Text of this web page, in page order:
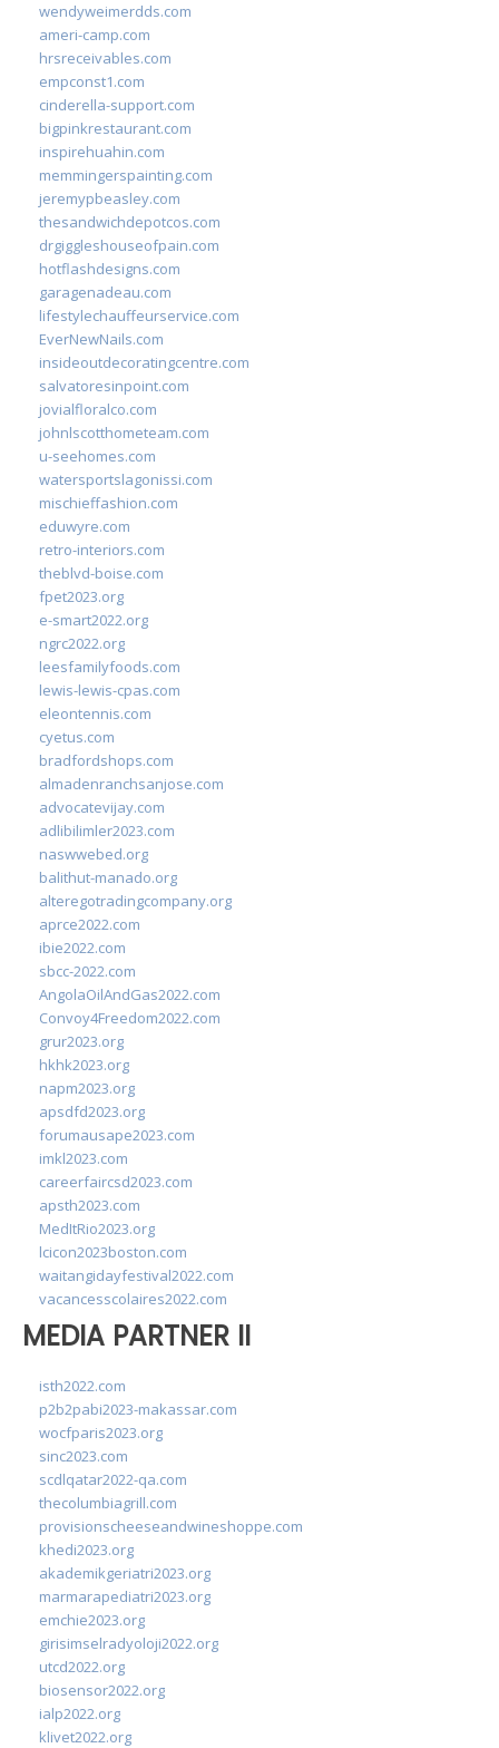
wendyweimerdds.com
ameri-camp.com
hrsreceivables.com
empconst1.com
cinderella-support.com
bigpinkrestaurant.com
inspirehuahin.com
memmingerspainting.com
jeremypbeasley.com
thesandwichdepotcos.com
drgiggleshouseofpain.com
hotflashdesigns.com
garagenadeau.com
lifestylechauffeurservice.com
EverNewNails.com
insideoutdecoratingcentre.com
salvatoresinpoint.com
jovialfloralco.com
johnlscotthometeam.com
u-seehomes.com
watersportslagonissi.com
mischieffashion.com
eduwyre.com
retro-interiors.com
theblvd-boise.com
fpet2023.org
e-smart2022.org
ngrc2022.org
leesfamilyfoods.com
lewis-lewis-cpas.com
eleontennis.com
cyetus.com
bradfordshops.com
almadenranchsanjose.com
advocatevijay.com
adlibilimler2023.com
naswwebed.org
balithut-manado.org
alteregotradingcompany.org
aprce2022.com
ibie2022.com
sbcc-2022.com
AngolaOilAndGas2022.com
Convoy4Freedom2022.com
grur2023.org
hkhk2023.org
napm2023.org
apsdfd2023.org
forumausape2023.com
imkl2023.com
careerfaircsd2023.com
apsth2023.com
MedItRio2023.org
lcicon2023boston.com
waitangidayfestival2022.com
vacancesscolaires2022.com
MEDIA PARTNER II
isth2022.com
p2b2pabi2023-makassar.com
wocfparis2023.org
sinc2023.com
scdlqatar2022-qa.com
thecolumbiagrill.com
provisionscheeseandwineshoppe.com
khedi2023.org
akademikgeriatri2023.org
marmarapediatri2023.org
emchie2023.org
girisimselradyoloji2022.org
utcd2022.org
biosensor2022.org
ialp2022.org
klivet2022.org